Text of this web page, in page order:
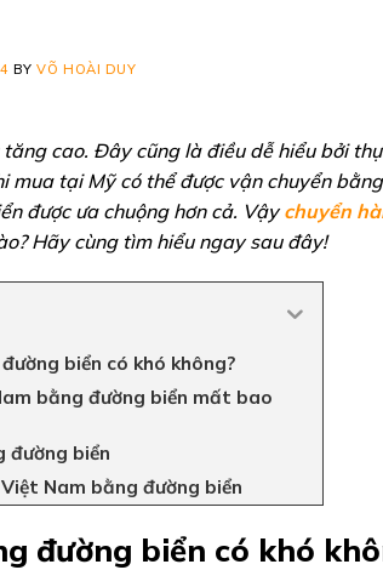
BYVÕ HOÀI DUY
cao. Đây cũng là điều dễ hiểu bởi
tại Mỹ có thể được vận chuyển
được ưa chuộng hơn cả. Vậychuyển
Hãy cùng tìm hiểu ngay sau đây!
biển có khó không?
bằng đường biển mất bao
đường biển
Nam bằng đường biển
đường biển có khó